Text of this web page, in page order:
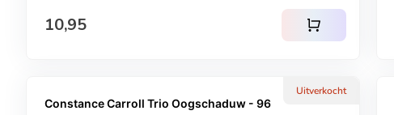
Normale prijs
10,95 shopping_cart
Uitverkocht
Constance Carroll Trio Oogschaduw - 96